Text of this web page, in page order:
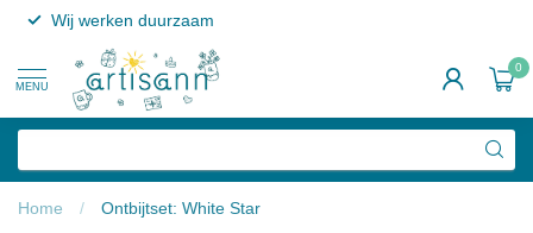
Wij werken duurzaam
MENU
0
Home / Ontbijtset: White Star